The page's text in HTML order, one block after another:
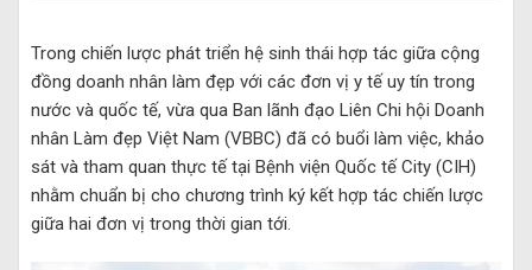
Trong chiến lược phát triển hệ sinh thái hợp tác giữa cộng
đồng doanh nhân làm đẹp với các đơn vị y tế uy tín trong
nước và quốc tế, vừa qua Ban lãnh đạo Liên Chi hội Doanh
nhân Làm đẹp Việt Nam (VBBC) đã có buổi làm việc, khảo
sát và tham quan thực tế tại Bệnh viện Quốc tế City (CIH)
nhằm chuẩn bị cho chương trình ký kết hợp tác chiến lược
giữa hai đơn vị trong thời gian tới.